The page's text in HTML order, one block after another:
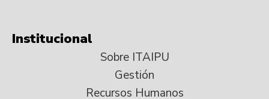
Institucional
Sobre ITAIPU
Gestión
Recursos Humanos